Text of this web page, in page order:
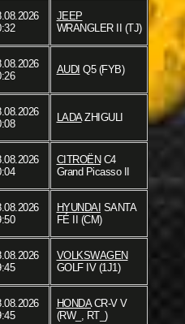
JEEP
WRANGLER II (TJ)
AUDI Q5 (FYB)
LADAZHIGULI
CITROËNC4
Grand Picasso II
HYUNDAI SANTA
FÉ II (CM)
VOLKSWAGEN
GOLF IV (1J1)
HONDACR-V V
(RW_, RT_)